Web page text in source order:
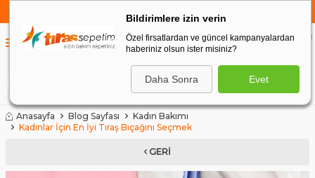
Anasayfa Blog Sayfası
Kadın Bakımı
Kadınlar İçin En İyi Tıraş Bıçağını Seçmek
GERI
Bildirimlere izin verin
Özel firsatlardan ve güncel kampanyalardan
haberiniz olsun ister misiniz?
Daha Sonra Evet